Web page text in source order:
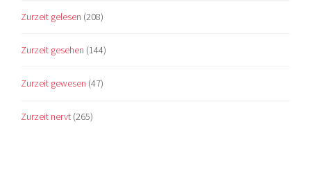
Zurzeit gelesen (208)
Zurzeit gesehen (144)
Zurzeit gewesen (47)
Zurzeit nervt (265)